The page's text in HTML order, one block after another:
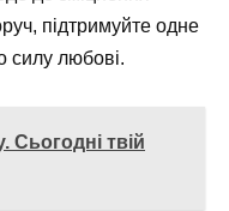
підтримуйте одне
силу любові.
Сьогодні твій